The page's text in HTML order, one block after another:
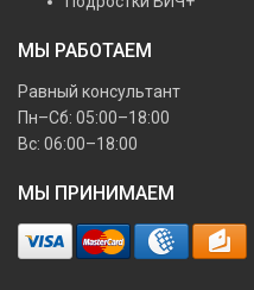
МЫ РАБОТАЕМ
Равный консультант
Пн–Сб: 05:00–18:00
Вс: 06:00–18:00
МЫ ПРИНИМАЕМ